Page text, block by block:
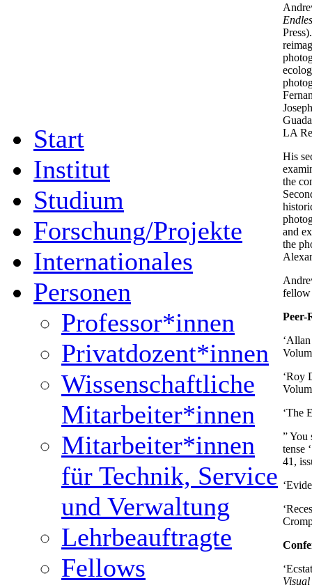
Start
Institut
Studium
Forschung/Projekte
Internationales
Personen
Professor*innen
Privatdozent*innen
Wissenschaftliche
Mitarbeiter*innen
Mitarbeiter*innen
für Technik, Service
und Verwaltung
Lehrbeauftragte
Fellows
LA
His
the
and
the
fellow
Peer-
‘Roy
‘The
” You
tense
41,